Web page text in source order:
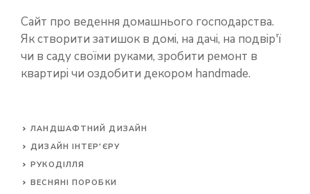
Сайт про ведення домашнього господарства.
Як створити затишок в домі, на дачі, на подвір'ї
чи в саду своїми руками, зробити ремонт в
квартирі чи оздобити декором handmade.
ЛАНДШАФТНИЙ ДИЗАЙН
ДИЗАЙН ІНТЕР'ЄРУ
РУКОДІЛЛЯ
ВЕСНЯНІ ПОРОБКИ